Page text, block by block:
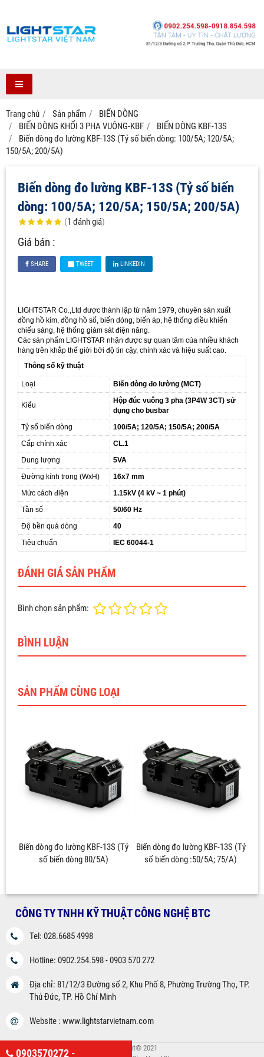
Trang chủ Sản phẩm
BIẾN DÒNG
BIẾN DÒNG KHỐI 3 PHA VUÔNG-KBF
BIẾN DÒNG KBF-13S
Biến dòng đo lường KBF-13S (Tỷ số biến dòng: 100/5A; 120/5A;
150/5A; 200/5A)
Biến dòng đo lường KBF-13S (Tỷ số biến
dòng: 100/5A; 120/5A; 150/5A; 200/5A)
(1 đánh giá)
Giá bán :
SHARE TWEET LINKEDIN
LIGHTSTAR Co.,Ltd được thành lập từ năm 1979, chuyên sản xuất
đồng hồ kim, đồng hồ số, biến dòng, biến áp, hệ thống điều khiển
chiếu sáng, hệ thống giám sát điện năng.
Các sản phẩm LIGHTSTAR nhận được sự quan tâm của nhiều khách
hàng trên khắp thế giới bởi độ tin cậy, chính xác và hiệu suất cao.
Thông số kỹ thuật
Loại Biến dòng đo lường (MCT)
Kiểu
Hộp đúc vuông 3 pha (3P4W 3CT) sử
dụng cho busbar
Tỷ số biến dòng
100/5A; 120/5A; 150/5A; 200/5A
Cấp chính xác
CL.1
Dung lượng
5VA
Đường kính trong (WxH)
16x7 mm
Mức cách điện
1.15kV (4 kV ~ 1 phút)
Tần số
50/60 Hz
Độ bền quá dòng
40
Tiêu chuẩn
IEC 60044-1
ĐÁNH GIÁ SẢN PHẨM
Bình chọn sản phẩm:
BÌNH LUẬN
SẢN PHẨM CÙNG LOẠI
Biến dòng đo lường KBF-13S (Tỷ
số biến dòng 80/5A)
Biến dòng đo lường KBF-13S (Tỷ
số biến dòng :50/5A; 75/A)
CÔNG TY TNHH KỸ THUẬT CÔNG NGHỆ BTC
Tel: 028.6685 4998
Hotline: 0902.254.598 - 0903 570 272
Địa chỉ: 81/12/3 Đường số 2, Khu Phố 8, Phường Trường Thọ, TP.
Thủ Đức, TP. Hồ Chí Minh
Website : www.lightstarvietnam.com
Copyright© 2021
0903570272 -